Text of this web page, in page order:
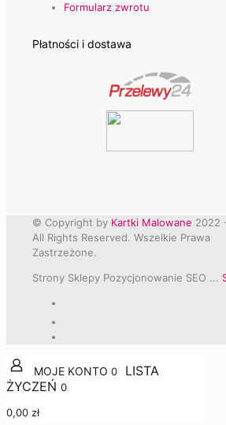
Formularz zwrotu
Płatności i dostawa
© Copyright by Kartki Malowane 2022
All Rights Reserved. Wszelkie Prawa
Zastrzeżone.
Strony Sklepy Pozycjonowanie SEO ...
0
0
0,00 zł